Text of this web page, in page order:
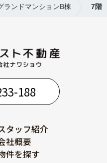
ランドマンションB棟 7階
188
タッフ紹介
社概要
件を探す